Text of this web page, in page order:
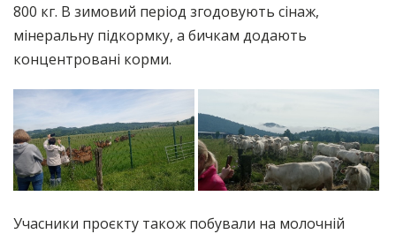
800 кг. В зимовий період згодовують сінаж,
мінеральну підкормку, а бичкам додають
концентровані корми.
Учасники проєкту також побували на молочній